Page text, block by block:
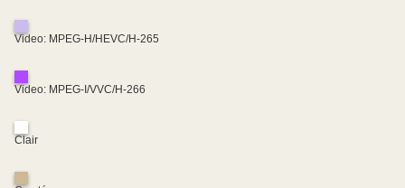
Video: MPEG-H/HEVC/H-265
Video: MPEG-I/VVC/H-266
Clair